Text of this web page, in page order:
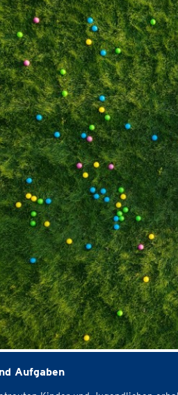
Aufgaben